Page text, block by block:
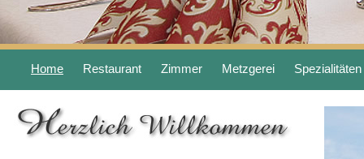
Home Restaurant Zimmer Metzgerei Spezialitäten